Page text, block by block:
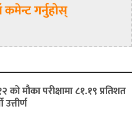
कमेन्ट गर्नुहोस्
को मौका परीक्षामा ८१.१९ प्रतिशत
उत्तीर्ण